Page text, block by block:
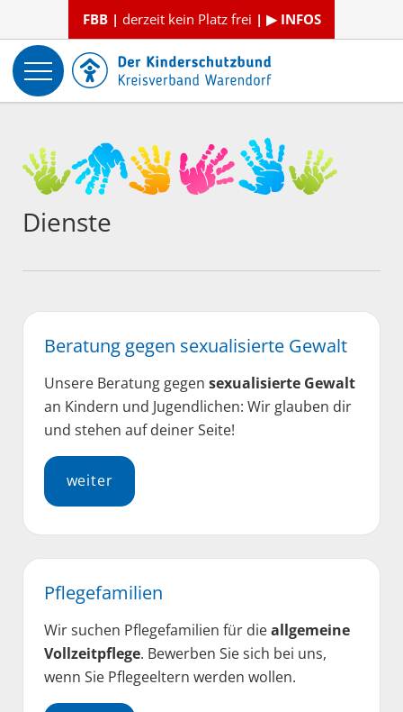
FBB | derzeit kein Platz frei | ▶ INFOS
Dienste
Beratung gegen sexualisierte Gewalt
Unsere Beratung gegen sexualisierte Gewalt
an Kindern und Jugendlichen: Wir glauben dir
und stehen auf deiner Seite!
weiter
Pflegefamilien
Wir suchen Pflegefamilien für dieallgemeine
Vollzeitpflege. Bewerben Sie sich bei uns,
wenn Sie Pflegeeltern werden wollen.